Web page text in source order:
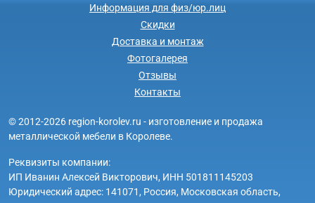
Информация для физ/юр.лиц
Скидки
Доставка и монтаж
Фотогалерея
Отзывы
Контакты
© 2012-2026 region-korolev.ru - изготовление и продажа
металлической мебели в Королеве.
Реквизиты компании:
ИП Иванин Алексей Викторович, ИНН 501811145203
Юридический адрес: 141071, Россия, Московская область,